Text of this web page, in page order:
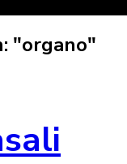
"organo"